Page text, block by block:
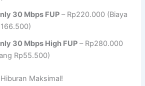
30 Mbps FUP – Rp220.000 (Biaya
30 Mbps High FUP – Rp280.000
Rp55.500)
Maksimal!